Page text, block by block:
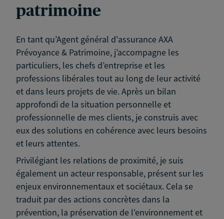
patrimoine
En tant qu’Agent général d'assurance AXA
Prévoyance & Patrimoine, j’accompagne les
particuliers, les chefs d’entreprise et les
professions libérales tout au long de leur activité
et dans leurs projets de vie. Après un bilan
approfondi de la situation personnelle et
professionnelle de mes clients, je construis avec
eux des solutions en cohérence avec leurs besoins
et leurs attentes.
Privilégiant les relations de proximité, je suis
également un acteur responsable, présent sur les
enjeux environnementaux et sociétaux. Cela se
traduit par des actions concrètes dans la
prévention, la préservation de l'environnement et